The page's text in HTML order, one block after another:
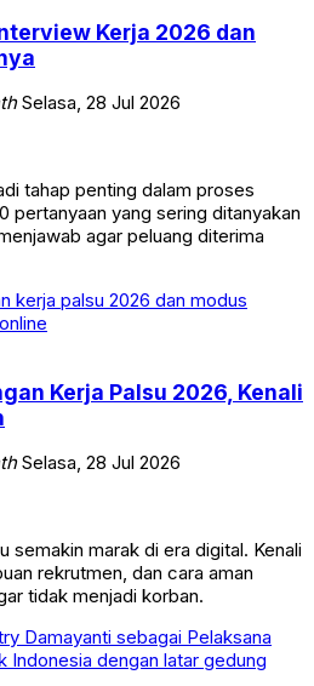
Kerja 2026 dan
Selasa, 28 Jul 2026
tahap penting dalam proses
pertanyaan yang sering ditanyakan
agar peluang diterima
Kerja Palsu 2026, Kenali
Selasa, 28 Jul 2026
semakin marak di era digital. Kenali
rekrutmen, dan cara aman
tidak menjadi korban.